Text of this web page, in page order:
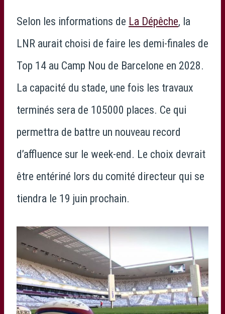
Selon les informations de La Dépêche, la
LNR aurait choisi de faire les demi-finales de
Top 14 au Camp Nou de Barcelone en 2028.
La capacité du stade, une fois les travaux
terminés sera de 105000 places. Ce qui
permettra de battre un nouveau record
d’affluence sur le week-end. Le choix devrait
être entériné lors du comité directeur qui se
tiendra le 19 juin prochain.